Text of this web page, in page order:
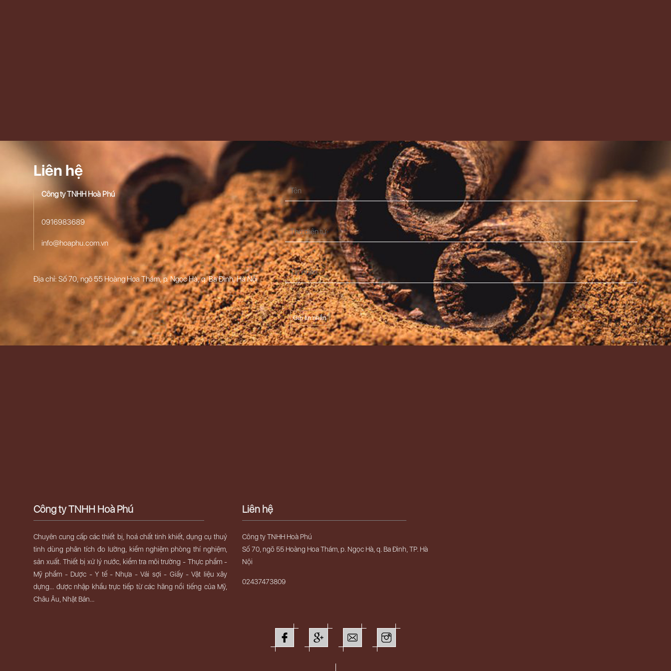
Liên hệ
Công ty TNHH Hoà Phú
0916983689
info@hoaphu.com.vn
Địa chỉ: Số 70, ngõ 55 Hoàng Hoa Thám, p. Ngọc Hà, q. Ba Đình, Hà Nội
Công ty TNHH Hoà Phú
Chuyên cung cấp các thiết bị, hoá chất tinh khiết, dụng cụ thuỷ
tinh dùng phân tích đo lường, kiểm nghiệm phòng thí nghiệm,
sản xuất. Thiết bị xử lý nước, kiểm tra môi trường - Thực phẩm -
Mỹ phẩm - Dược - Y tế - Nhựa - Vải sợi - Giấy - Vật liệu xây
dựng... được nhập khẩu trực tiếp từ các hãng nổi tiếng của Mỹ,
Châu Âu, Nhật Bản...
Liên hệ
Công ty TNHH Hoà Phú
Số 70, ngõ 55 Hoàng Hoa Thám, p. Ngọc Hà, q. Ba Đình, TP. Hà
Nội
02437473809